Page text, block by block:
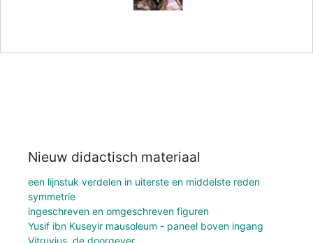
Nieuw didactisch materiaal
een lijnstuk verdelen in uiterste en middelste reden
symmetrie
ingeschreven en omgeschreven figuren
Yusif ibn Kuseyir mausoleum - paneel boven ingang
Vitruvius, de doorgever